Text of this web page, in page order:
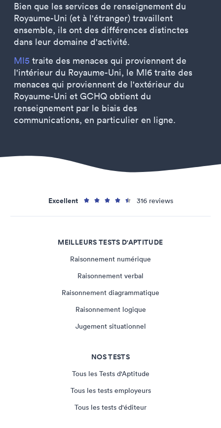
Bien que les services de renseignement du
Royaume-Uni (et à l'étranger) travaillent
ensemble, ils ont des différences distinctes
dans leur domaine d'activité.
MI5 traite des menaces qui proviennent de
l'intérieur du Royaume-Uni, le MI6 traite des
menaces qui proviennent de l'extérieur du
Royaume-Uni et GCHQ obtient du
renseignement par le biais des
communications, en particulier en ligne.
Excellent 316 reviews
MEILLEURS TESTS D'APTITUDE
Raisonnement numérique
Raisonnement verbal
Raisonnement diagrammatique
Raisonnement logique
Jugement situationnel
NOS TESTS
Tous les Tests d'Aptitude
Tous les tests employeurs
Tous les tests d'éditeur